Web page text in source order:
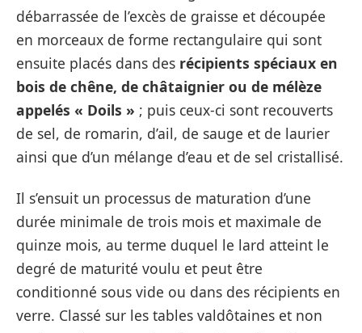
débarrassée de l’excès de graisse et découpée
en morceaux de forme rectangulaire qui sont
ensuite placés dans des récipients spéciaux en
bois de chêne, de châtaignier ou de mélèze
appelés « Doils » ; puis ceux-ci sont recouverts
de sel, de romarin, d’ail, de sauge et de laurier
ainsi que d’un mélange d’eau et de sel cristallisé.
Il s’ensuit un processus de maturation d’une
durée minimale de trois mois et maximale de
quinze mois, au terme duquel le lard atteint le
degré de maturité voulu et peut être
conditionné sous vide ou dans des récipients en
verre. Classé sur les tables valdôtaines et non